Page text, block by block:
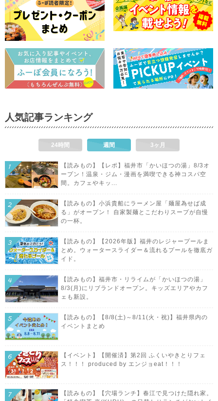
人気記事ランキング
24時間 週間 3ヶ月
【読みもの】【レポ】福井市「かいほつの湯」8/3オ
ープン！温泉・ジム・漫画を満喫できる神コスパ空
間。カフェやキッ...
【読みもの】小浜貴船にラーメン屋「麺屋為せば成
る」がオープン！ 自家製麺とこだわりスープが自慢
の一杯。
【読みもの】【2026年版】福井のレジャープールま
とめ。ウォータースライダー＆流れるプールを徹底ガ
イド。
【読みもの】福井市・リライムが「かいほつの湯」
8/3(月)にリブランドオープン。キッズエリアやカフ
ェも新設。
【読みもの】【8/8(土)～8/11(火・祝)】福井県内の
イベントまとめ
【イベント】【開催済】第2回 ふくいやきとりフェ
ス！！！ produced by エンジョeat！！！
【読みもの】【穴場ランチ】春江で見つけた隠れ家。